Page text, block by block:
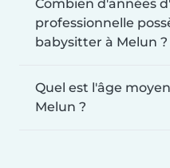
Combien d'années
professionnelle
babysitter à Melun ?
Quel est l'âge
Melun ?